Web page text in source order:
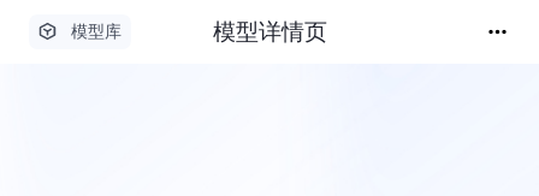
模型库 模型详情页